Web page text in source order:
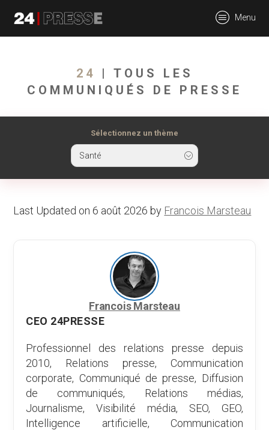
presse
Menu
24
| TOUS LES
COMMUNIQUÉS DE PRESSE
Sélectionnez un thème
Santé
Last Updated on 6 août 2026 by Francois Marsteau
Francois Marsteau
CEO 24PRESSE
Professionnel des relations presse depuis
2010, Relations presse, Communication
corporate, Communiqué de presse, Diffusion
de communiqués, Relations médias,
Journalisme, Visibilité média, SEO, GEO,
Intelligence artificielle, Communication